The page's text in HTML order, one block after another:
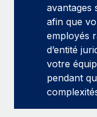
avantages
afin que
employés
d’entité
votre
pendant